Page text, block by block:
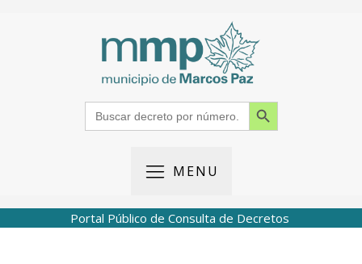
Search
for:
Search Button
MENU
Portal Público de Consulta de Decretos